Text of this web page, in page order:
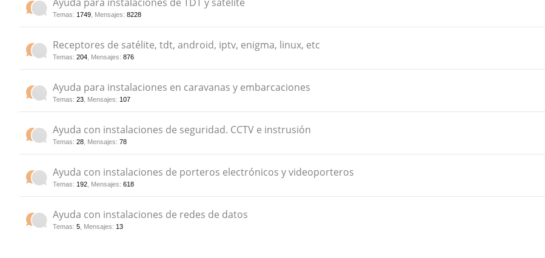
do
Temas: 1749 Mensajes: 8228
Receptores de satélite, tdt, android, iptv, enigma, linux, etc
Temas: 204 Mensajes: 876
Ayuda para instalaciones en caravanas y embarcaciones
Temas: 23 Mensajes: 107
Ayuda con instalaciones de seguridad. CCTV e instrusión
Temas: 28 Mensajes: 78
Ayuda con instalaciones de porteros electrónicos y videoporteros
Temas: 192 Mensajes: 618
Ayuda con instalaciones de redes de datos
Temas: 5 Mensajes: 13